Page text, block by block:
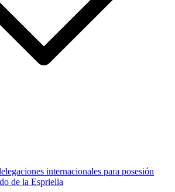
internacionales para posesión
de la Espriella